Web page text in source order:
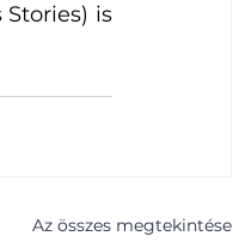
is
Az összes megtekintése